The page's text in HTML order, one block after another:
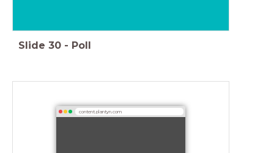
Slide 30 - Poll
content.plantyn.com